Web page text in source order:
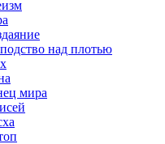
над плотью
мира